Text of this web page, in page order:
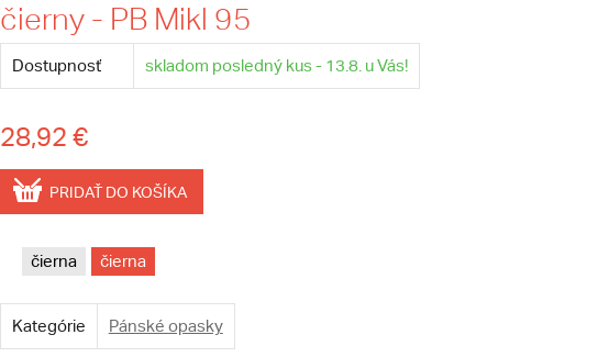
čierny - PB Mikl 95
Dostupnosť skladom posledný kus - 13.8. u Vás!
28,92 €
PRIDAŤ DO KOŠÍKA
čierna čierna
Kategórie Pánské opasky